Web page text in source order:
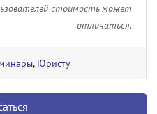
стоимость может
отличаться.
, Юристу